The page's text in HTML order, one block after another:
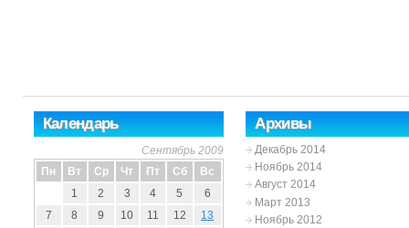
Календарь
Сентябрь 2009
Пн
Вт Ср Чт Пт Сб Вс
1 2 3 4 5
6
7
8 9 10 11 12
13
Архивы
Декабрь 2014
Ноябрь 2014
Август 2014
Март 2013
Ноябрь 2012